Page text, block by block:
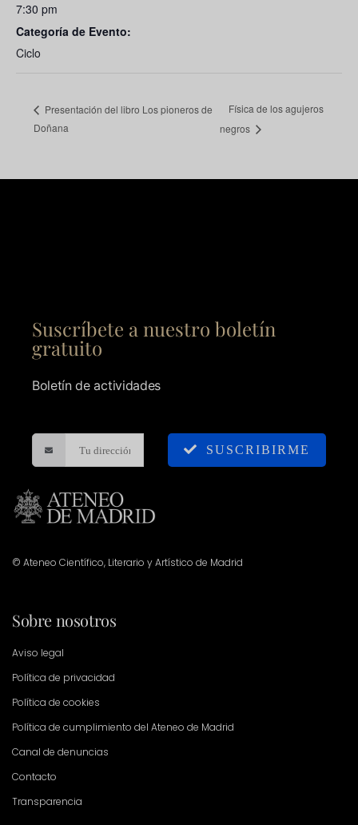
7:30 pm
Categoría de Evento:
Ciclo
Presentación del libro Los pioneros de
Doñana
Física de los agujeros
negros
Suscríbete a nuestro boletín
gratuito
Boletín de actividades
SUSCRIBIRME
© Ateneo Científico, Literario y Artístico de Madrid
Sobre nosotros
Aviso legal
Política de privacidad
Política de cookies
Política de cumplimiento del Ateneo de Madrid
Canal de denuncias
Contacto
Transparencia